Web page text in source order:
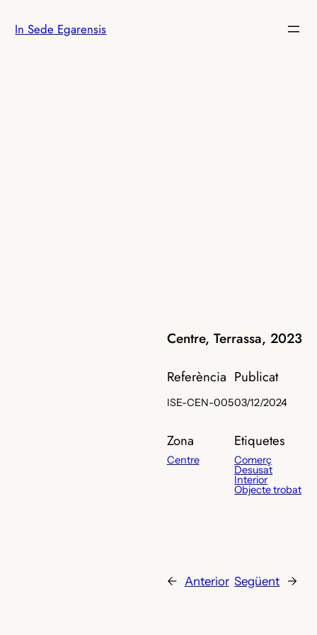
In Sede Egarensis
Centre, Terrassa, 2023
Referència
ISE-CEN-005
Zona
Centre
Publicat
03/12/2024
Etiquetes
Comerç
Desusat
Interior
Objecte trobat
← Anterior Següent →